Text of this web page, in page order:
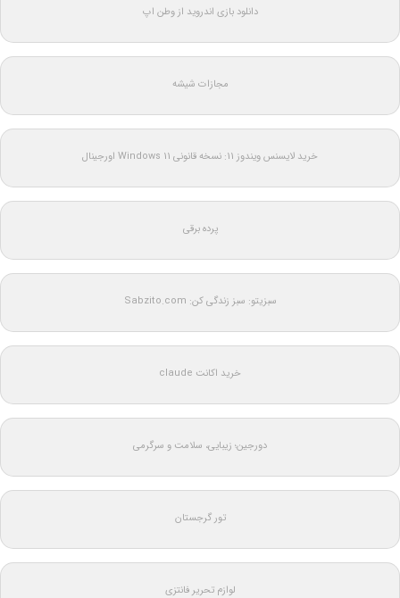
دانلود بازی اندروید از وطن اپ
مجازات شیشه
خرید لایسنس ویندوز 11: نسخه قانونی Windows 11 اورجینال
پرده برقی
سبزیتو: سبز زندگی کن: Sabzito.com
خرید اکانت claude
دورجین؛ زیبایی، سلامت و سرگرمی
تور گرجستان
لوازم تحریر فانتزی